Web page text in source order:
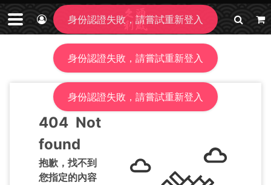
404 Not
found
抱歉，找不到
您指定的內容
身份認證失敗，請嘗試重新登入
身份認證失敗，請嘗試重新登入
身份認證失敗，請嘗試重新登入